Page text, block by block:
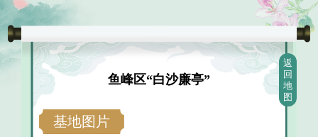
返
回
地
图
鱼峰区“白沙廉亭”
基地图片